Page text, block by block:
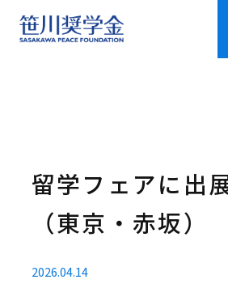
実績
笹川奨学生を知る
コミュニティ活動
留学フェアに出
（東京・赤坂）
2026.04.14